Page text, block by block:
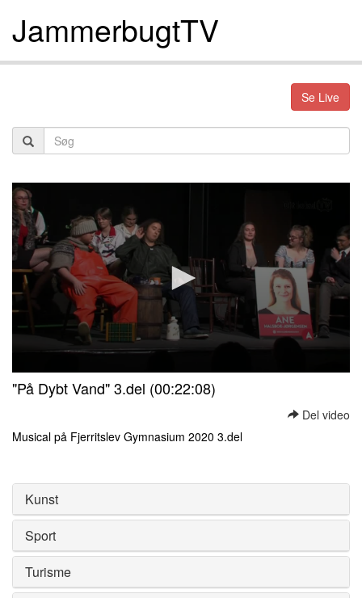
JammerbugtTV
Se Live
seconds
seconds
"På Dybt Vand" 3.del (00:22:08)
Del video
Musical på Fjerritslev Gymnasium 2020 3.del
of
seconds
Kunst
Sport
Turisme